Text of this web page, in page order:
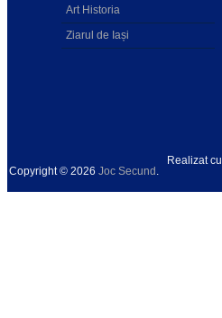
Art Historia
Ziarul de Iași
Copyright © 2026 Joc Secund .
Realizat cu